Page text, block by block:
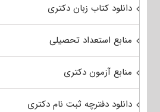
دانلود کتاب زبان دکتری
منابع استعداد تحصیلی
منابع آزمون دکتری
دانلود دفترچه ثبت نام دکتری